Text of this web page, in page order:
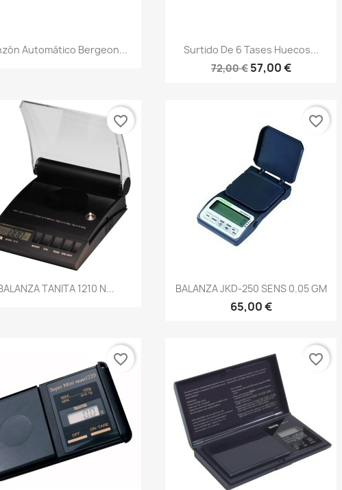
Automático Bergeon...
Surtido De 6 Tases Huecos...
72,00 € 57,00 €
TANITA 1210 N...
favorite_border
BALANZA JKD-250 SENS 0.05 GM
65,00 €
favorite_border
favorite_border favorite_border